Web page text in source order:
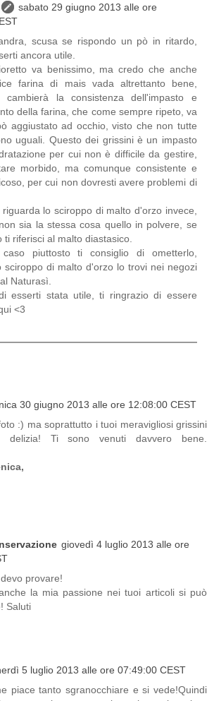
sabato 29 giugno 2013 alle ore
scusa se rispondo un pò in ritardo,
ancora utile.
va benissimo, ma credo che anche
farina di mais vada altrettanto bene,
cambierà la consistenza dell'impasto e
della farina, che come sempre ripeto, va
aggiustato ad occhio, visto che non tutte
uguali. Questo dei grissini è un impasto
per cui non è difficile da gestire,
morbido, ma comunque consistente e
per cui non dovresti avere problemi di
lo sciroppo di malto d'orzo invece,
sia la stessa cosa quello in polvere, se
ti riferisci al malto diastasico.
piuttosto ti consiglio di ometterlo,
sciroppo di malto d'orzo lo trovi nei negozi
Naturasì.
esserti stata utile, ti ringrazio di essere
<3
30 giugno 2013 alle ore 12:08:00 CEST
:) ma soprattutto i tuoi meravigliosi grissini
delizia! Ti sono venuti davvero bene.
giovedì 4 luglio 2013 alle ore
provare!
la mia passione nei tuoi articoli si può
Saluti
5 luglio 2013 alle ore 07:49:00 CEST
piace tanto sgranocchiare e si vede!Quindi